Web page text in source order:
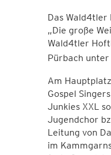
Das
„Die große
Wald4tler
Pürbach
Am
Gospel
Junkies XXL
Jugendchor
Leitung von
im